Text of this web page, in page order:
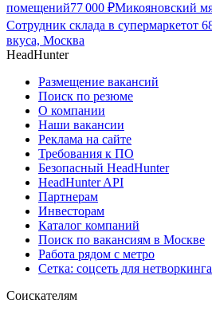
помещений77 000 ₽Микояновский
Сотрудник склада в супермаркетот
вкуса, Москва
HeadHunter
Размещение вакансий
Поиск по резюме
О компании
Наши вакансии
Реклама на сайте
Требования к ПО
Безопасный HeadHunter
HeadHunter API
Партнерам
Инвесторам
Каталог компаний
Поиск по вакансиям в Москве
Работа рядом с метро
Сетка: соцсеть для нетворкинга
Соискателям